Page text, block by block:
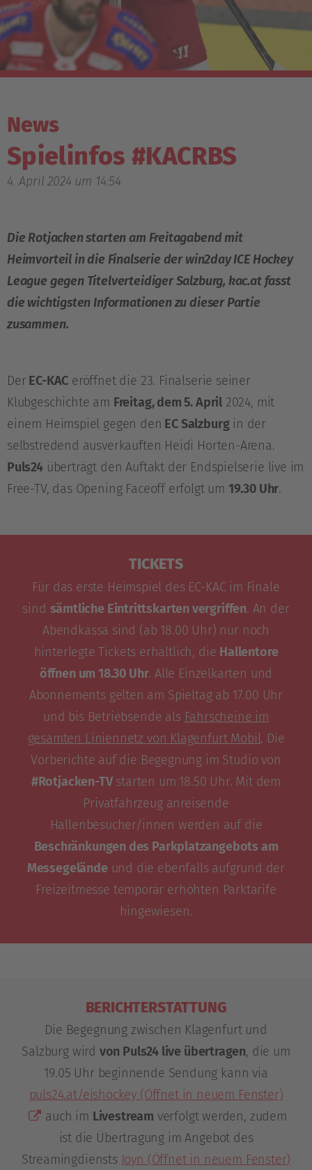
News
Spielinfos #KACRBS
4. April 2024 um 14:54
Die Rotjacken starten am Freitagabend mit
Heimvorteil in die Finalserie der win2day ICE Hockey
League gegen Titelverteidiger Salzburg, kac.at fasst
die wichtigsten Informationen zu dieser Partie
zusammen.
DerEC-KAC eröffnet die 23. Finalserie seiner
Klubgeschichte am Freitag, dem 5. April 2024, mit
einem Heimspiel gegen den EC Salzburgin der
selbstredend ausverkauften Heidi Horten-Arena.
Puls24überträgt den Auftakt der Endspielserie live im
Free-TV, das Opening Faceoff erfolgt um 19.30 Uhr.
TICKETS
Für das erste Heimspiel des EC-KAC im Finale
sind sämtliche Eintrittskarten vergriffen. An der
Abendkassa sind (ab 18.00 Uhr) nur noch
hinterlegte Tickets erhältlich, die Hallentore
öffnen um 18.30 Uhr. Alle Einzelkarten und
Abonnements gelten am Spieltag ab 17.00 Uhr
und bis Betriebsende als Fahrscheine im
gesamten Liniennetz von Klagenfurt Mobil. Die
Vorberichte auf die Begegnung im Studio von
#Rotjacken-TVstarten um 18.50 Uhr. Mit dem
Privatfahrzeug anreisende
Hallenbesucher/innen werden auf die
Beschränkungen des Parkplatzangebots am
Messegelände und die ebenfalls aufgrund der
Freizeitmesse temporär erhöhten Parktarife
hingewiesen.
BERICHTERSTATTUNG
Die Begegnung zwischen Klagenfurt und
Salzburg wird von Puls24 live übertragen, die um
19.05 Uhr beginnende Sendung kann via
puls24.at/eishockey (Öffnet in neuem Fenster)
auch im Livestream verfolgt werden, zudem
ist die Übertragung im Angebot des
Streamingdiensts Joyn (Öffnet in neuem Fenster)